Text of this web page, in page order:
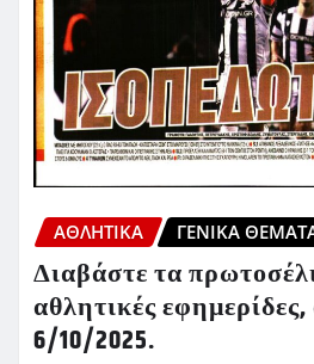
ΑΘΛΗΤΙΚΑ ΓΕΝΙΚΑ
Διαβάστε τα
αθλητικές
6/10/2025.